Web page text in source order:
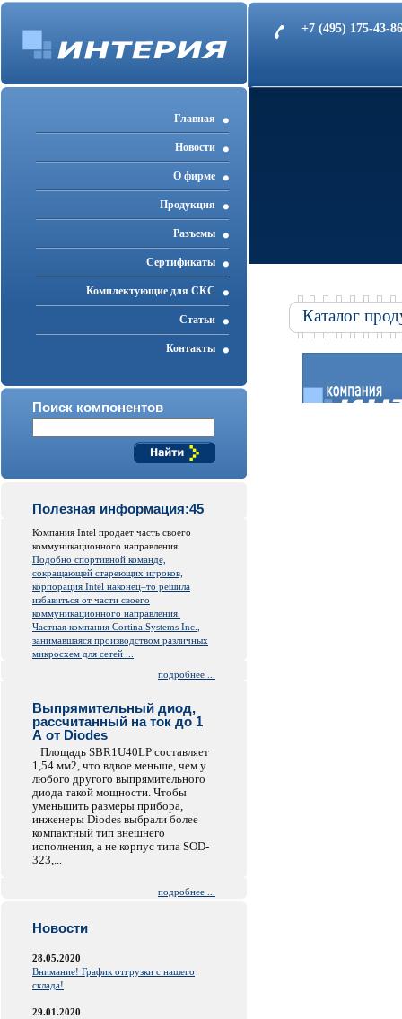
+7 (495) 175-43-
Главная
Новости
О фирме
Продукция
Разъемы
Cертификаты
Комплектующие для СКС
Статьи
Контакты
Поиск компонентов
Полезная информация:45
Компания Intel продает часть своего
коммуникационного направления
Подобно спортивной команде,
сокращающей стареющих игроков,
корпорация Intel наконец–то решила
избавиться от части своего
коммуникационного направления.
Частная компания Cortina Systems Inc.,
занимавшаяся производством различных
микросхем для сетей ...
подробнее ...
Выпрямительный диод,
рассчитанный на ток до 1
А от Diodes
Площадь SBR1U40LP составляет
1,54 мм2, что вдвое меньше, чем у
любого другого выпрямительного
диода такой мощности. Чтобы
уменьшить размеры прибора,
инженеры Diodes выбрали более
компактный тип внешнего
исполнения, а не корпус типа SOD-
323,...
подробнее ...
Новости
28.05.2020
Внимание! График отгрузки с нашего
склада!
29.01.2020
Каталог